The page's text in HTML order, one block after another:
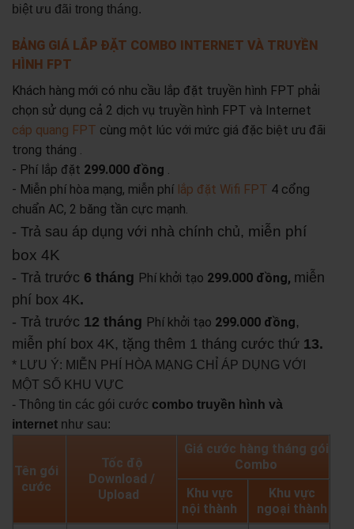
biệt ưu đãi trong tháng.
BẢNG GIÁ LẮP ĐẶT COMBO INTERNET VÀ TRUYỀN
HÌNH FPT
Khách hàng mới có nhu cầu lắp đặt truyền hình FPT phải
chọn sử dụng cả 2 dịch vụ truyền hình FPT và Internet
cáp quang FPT cùng một lúc với mức giá đặc biệt ưu đãi
trong tháng .
- Phí lắp đặt 299.000 đồng .
- Miễn phí hòa mạng, miễn phí lắp đặt Wifi FPT 4 cổng
chuẩn AC, 2 băng tần cực mạnh.
- Trả sau áp dụng với nhà chính chủ, miễn phí
box 4K
- Trả trước 6 tháng Phí khởi tạo 299.000 đồng, miễn
phí box 4K.
- Trả trước 12 tháng Phí khởi tạo 299.000 đồng,
miễn phí box 4K, tặng thêm 1 tháng cước thứ 13.
* LƯU Ý: MIỄN PHÍ HÒA MẠNG CHỈ ÁP DỤNG VỚI
MỘT SỐ KHU VỰC
- Thông tin các gói cước combo truyền hình và
internet như sau:
Tên gói
cước
Tốc độ
Download /
Upload
Giá cước hàng tháng gói
Combo
Khu vực
nội thành
Khu vực
ngoại thành